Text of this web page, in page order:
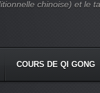
chinoise) et le
COURS DE QI GONG